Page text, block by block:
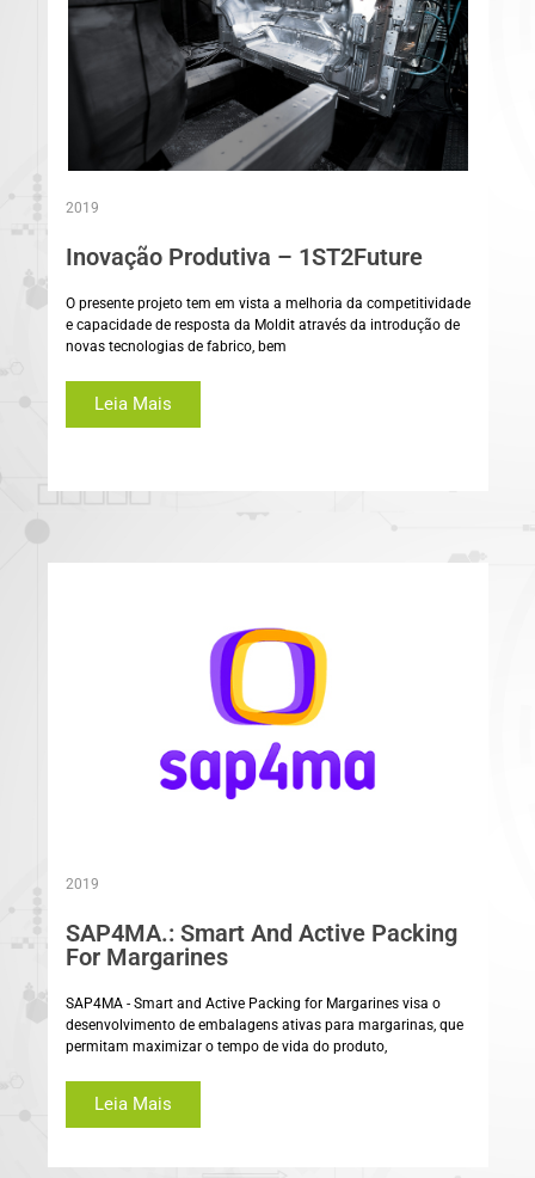
2019
Inovação Produtiva – 1ST2Future
O presente projeto tem em vista a melhoria da competitividade
e capacidade de resposta da Moldit através da introdução de
novas tecnologias de fabrico, bem
Leia Mais
2019
SAP4MA.: Smart And Active Packing
For Margarines
SAP4MA - Smart and Active Packing for Margarines visa o
desenvolvimento de embalagens ativas para margarinas, que
permitam maximizar o tempo de vida do produto,
Leia Mais